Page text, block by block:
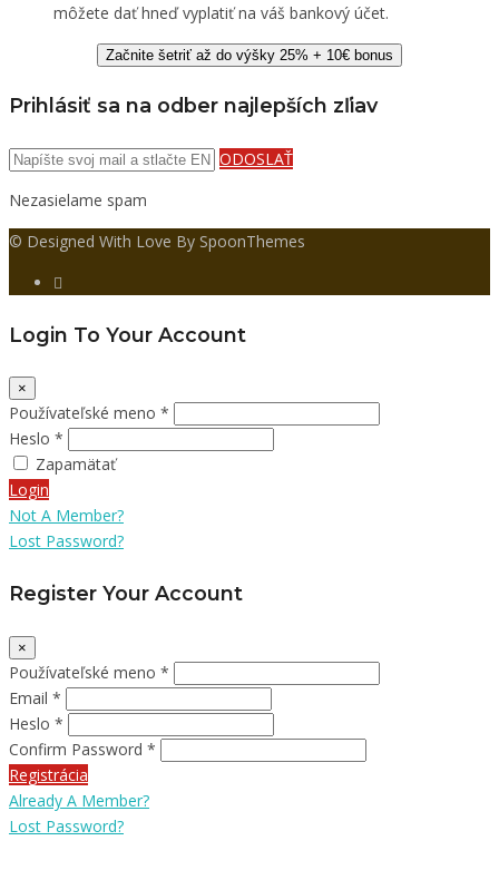
môžete dať hneď vyplatiť na váš bankový účet.
Začnite šetriť až do výšky 25% + 10€ bonus
Prihlásiť sa na odber najlepších zľiav
ODOSLAŤ
Nezasielame spam
© Designed With Love By SpoonThemes
Login To Your Account
×
Používateľské meno *
Heslo *
Zapamätať
Login
Not A Member?
Lost Password?
Register Your Account
×
Používateľské meno *
Email *
Heslo *
Confirm Password *
Registrácia
Already A Member?
Lost Password?